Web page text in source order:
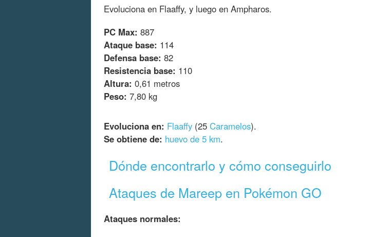
Evoluciona en Flaaffy, y luego en Ampharos.
PC Max: 887
Ataque base: 114
Defensa base: 82
Resistencia base: 110
Altura: 0,61 metros
Peso: 7,80 kg
Evoluciona en: Flaaffy (25 Caramelos).
Se obtiene de: huevo de 5 km.
Dónde encontrarlo y cómo conseguirlo
Ataques de Mareep en Pokémon GO
Ataques normales: